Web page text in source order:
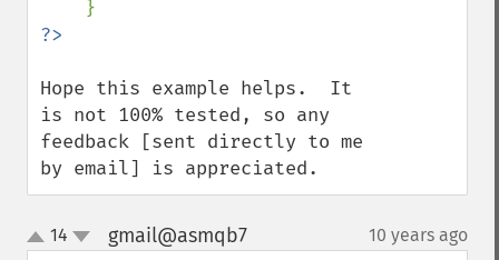
Hope this example helps.  It
is not 100% tested, so any
feedback [sent directly to me
by email] is appreciated.
up
down
14 gmail@asmqb7¶ 10 years ago